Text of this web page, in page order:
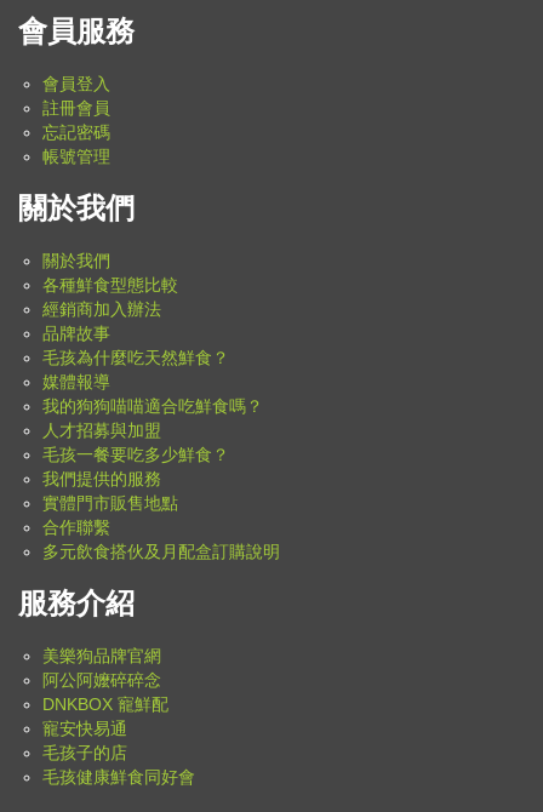
會員服務
會員登入
註冊會員
忘記密碼
帳號管理
關於我們
關於我們
各種鮮食型態比較
經銷商加入辦法
品牌故事
毛孩為什麼吃天然鮮食？
媒體報導
我的狗狗喵喵適合吃鮮食嗎？
人才招募與加盟
毛孩一餐要吃多少鮮食？
我們提供的服務
實體門市販售地點
合作聯繫
多元飲食搭伙及月配盒訂購說明
服務介紹
美樂狗品牌官網
阿公阿嬤碎碎念
DNKBOX 寵鮮配
寵安快易通
毛孩子的店
毛孩健康鮮食同好會